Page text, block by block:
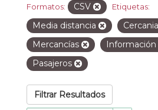
Formatos: CSV Etiquetas:
Media distancia
Mercancías
Pasajeros
Filtrar Resultados